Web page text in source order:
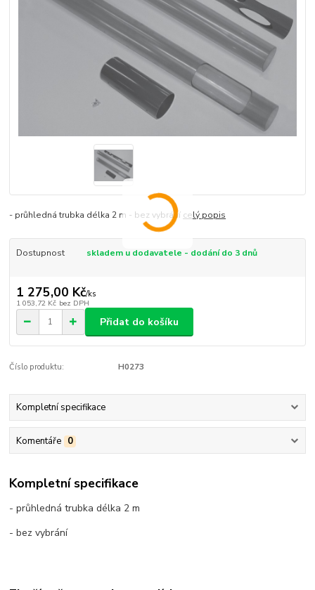
- průhledná trubka délka 2 m - bez vybrání celý popis
Dostupnost skladem u dodavatele - dodání do 3 dnů
1 275,00 Kč/ks
1 053,72 Kč bez DPH
Přidat do košíku
Číslo produktu: H0273
Kompletní specifikace
Komentáře 0
Kompletní specifikace
- průhledná trubka délka 2 m
- bez vybrání